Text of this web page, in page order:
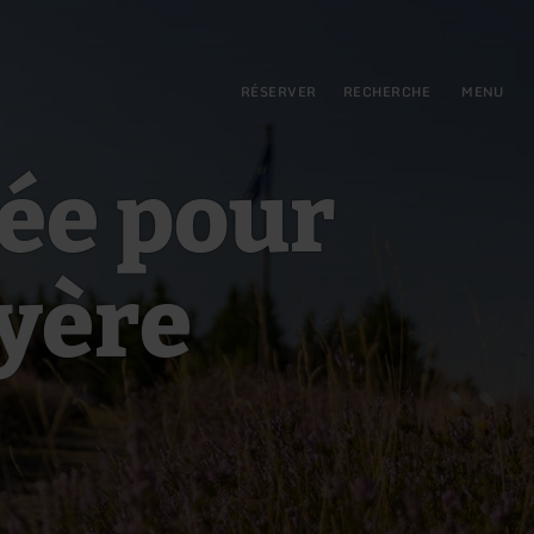
RÉSERVER RECHERCHE MENU
pour